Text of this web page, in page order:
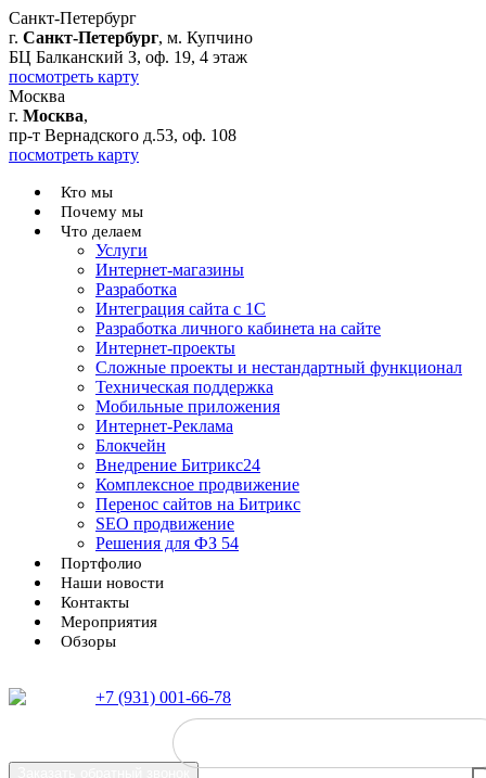
Санкт-Петербург
г. Санкт-Петербург, м. Купчино
БЦ Балканский З, оф. 19, 4 этаж
посмотреть карту
Москва
г. Москва,
пр-т Вернадского д.53, оф. 108
посмотреть карту
Кто мы
Почему мы
Что делаем
Услуги
Интернет-магазины
Разработка
Интеграция сайта с 1С
Разработка личного кабинета на сайте
Интернет-проекты
Сложные проекты и нестандартный функционал
Teхническая поддержка
Мобильные приложения
Интернет-Реклама
Блокчейн
Внедрение Битрикс24
Комплексное продвижение
Перенос сайтов на Битрикс
SEO продвижение
Решения для ФЗ 54
Портфолио
Наши новости
Контакты
Мероприятия
Обзоры
+7 (931) 001-66-78